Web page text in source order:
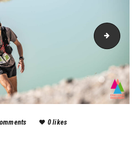
0likes